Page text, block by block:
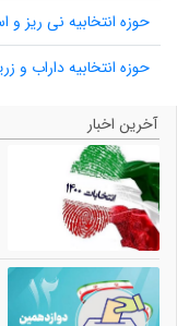
حوزه انتخابیه نی ریز و
حوزه انتخابیه داراب و
آخرین اخبار